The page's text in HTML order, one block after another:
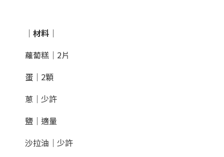
｜材料｜
蘿蔔糕｜2片
蛋｜2顆
蔥｜少許
鹽｜適量
沙拉油｜少許